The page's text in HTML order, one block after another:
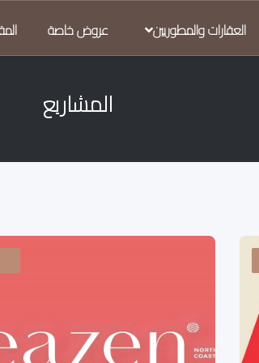
عروض خاصة العقارات والمطوريين
المشاريع